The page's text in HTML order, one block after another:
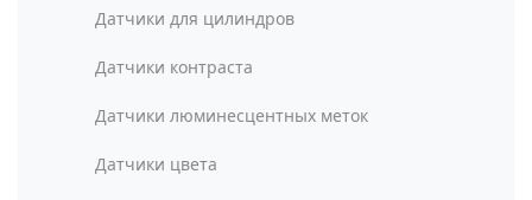
Датчики для цилиндров
Датчики контраста
Датчики люминесцентных меток
Датчики цвета